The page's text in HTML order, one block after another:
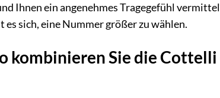
Ihnen ein angenehmes Tragegefühl
sich, eine Nummer größer zu wählen.
kombinieren Sie die Cottelli